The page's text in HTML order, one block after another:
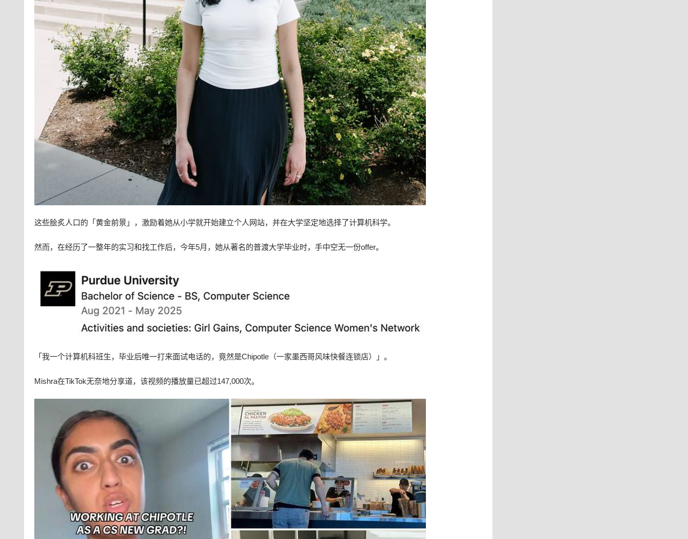
这些脍炙人口的「黄金前景」，激励着她从小学就开始建立个人网站，并在大学坚定地选择了计算机科学。
然而，在经历了一整年的实习和找工作后，今年5月，她从著名的普渡大学毕业时，手中空无一份offer。
「我一个计算机科班生，毕业后唯一打来面试电话的，竟然是Chipotle（一家墨西哥风味快餐连锁店）」。
Mishra在TikTok无奈地分享道，该视频的播放量已超过147,000次。